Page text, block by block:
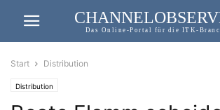
Das Online-Portal für die ITK-
Start Distribution
Distribution